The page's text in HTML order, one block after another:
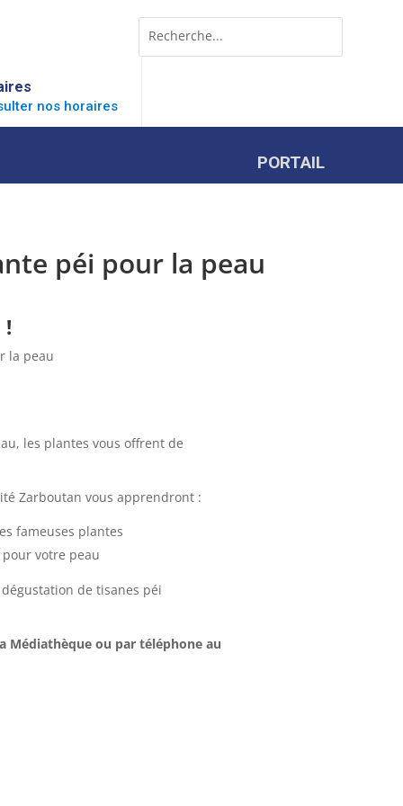
for...
nos horaires
PORTAIL
péi pour la peau
!
la peau
les plantes vous offrent de
Zarboutan vous apprendront :
fameuses plantes
votre peau
de tisanes péi
Médiathèqueou par téléphone au